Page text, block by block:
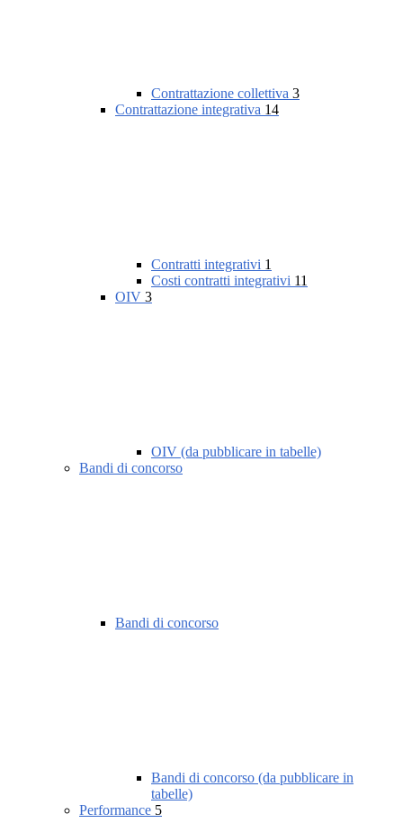
Contrattazione collettiva 3
Contrattazione integrativa 14
Contratti integrativi 1
Costi contratti integrativi 11
OIV 3
OIV (da pubblicare in tabelle)
Bandi di concorso
Bandi di concorso
Bandi di concorso (da pubblicare in
tabelle)
Performance 5